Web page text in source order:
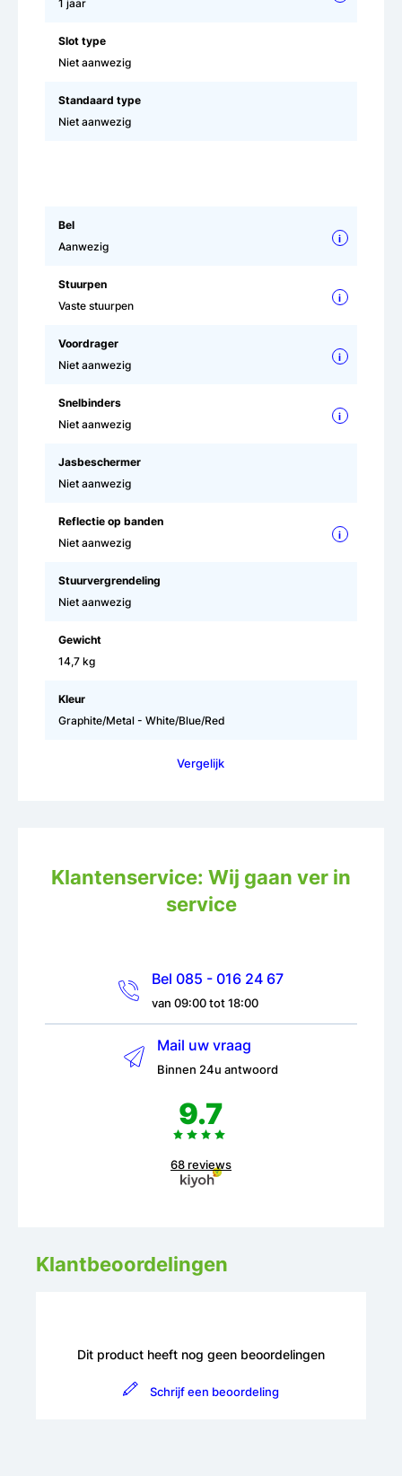
1 jaar
Slot type
Niet aanwezig
Standaard type
Niet aanwezig
Bel
Aanwezig
i
Stuurpen
Vaste stuurpen
i
Voordrager
Niet aanwezig
i
Snelbinders
Niet aanwezig
i
Jasbeschermer
Niet aanwezig
Reflectie op banden
Niet aanwezig
i
Stuurvergrendeling
Niet aanwezig
Gewicht
14,7 kg
Kleur
Graphite/Metal - White/Blue/Red
Vergelijk
Klantenservice: Wij gaan ver in
service
Bel 085 - 016 24 67
van 09:00 tot 18:00
Mail uw vraag
Binnen 24u antwoord
9.7
68 reviews
Klantbeoordelingen
Dit product heeft nog geen beoordelingen
Schrijf een beoordeling